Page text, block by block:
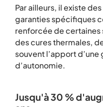
Par ailleurs, il existe des
garanties spécifiques
renforcée de certaines
des cures thermales,
souvent l’apport
d’autonomie.
Jusqu'à 30 %